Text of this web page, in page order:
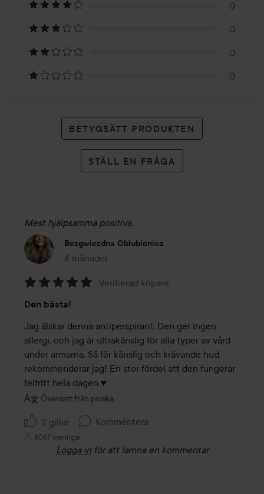
4
betyg
0
0
0
0
BETYGSÄTT PRODUKTEN
STÄLL EN FRÅGA
Mest hjälpsamma positiva
Bezgwiezdna Oblubienica
4 månader
Inlägget skapades 4 månader
5
av
5
Verifierad köpare
Den bästa!
Jag älskar denna antiperspirant. Den ger ingen
allergi, och jag är ultrakänslig för alla typer av vård
under armarna. Så för känslig och krävande hud
rekommenderar jag! En stor fördel att den fungerar
felfritt hela dagen ♥️
Översatt från polska
2 gillar Kommentera
4067 visningar
Logga in för att lämna en kommentar